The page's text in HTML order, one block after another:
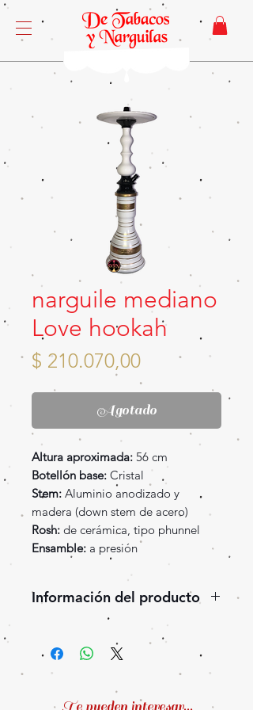
narguile mediano
Love hookah
$ 210.070,00Precio
Agotado
Altura aproximada: 56 cm
Botellón base: Cristal
Stem: Aluminio anodizado y
madera (down stem de acero)
Rosh: de cerámica, tipo phunnel
Ensamble: a presión
Información del producto
Este modelo tiene una altura de
56 cm (aprox 62 cm contando el
internos, es imposible que tu